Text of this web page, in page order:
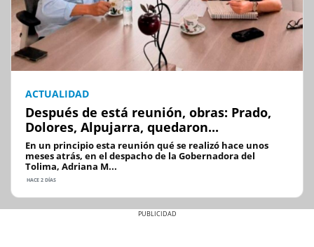
ACTUALIDAD
Después de está reunión, obras: Prado,
Dolores, Alpujarra, quedaron...
En un principio esta reunión qué se realizó hace unos
meses atrás, en el despacho de la Gobernadora del
Tolima, Adriana M...
HACE 2 DÍAS